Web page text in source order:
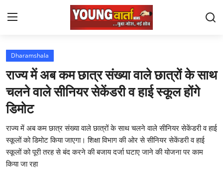
Login
Home
Gallery
punjab
Utter Pradesh
Dharamshala
राज्य में अब कम छात्र संख्या वाले छात्रों के साथ
चलने वाले सीनियर सेकेंडरी व हाई स्कूल होंगे
डिमोट
राज्य में अब कम छात्र संख्या वाले छात्रों के साथ चलने वाले सीनियर सेकेंडरी व हाई
स्कूलों को डिमोट किया जाएगा। शिक्षा विभाग की ओर से सीनियर सेकेंडरी व हाई
स्कूलों को पूरी तरह से बंद करने की बजाय दर्जा घटाए जाने की योजना पर काम
किया जा रहा